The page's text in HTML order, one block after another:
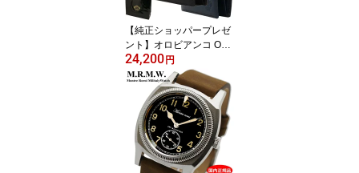
【純正ショッパープレゼ
ント】オロビアンコ OR
OBIANCO 二つ折り財布
ショートウォレット 小銭
入れ付 レザー 牛革製 ブ
ラック、ネイビー、ブラ
ウンの3色 ORS-072209
【国内正規品】【日本
製】
24,200 円